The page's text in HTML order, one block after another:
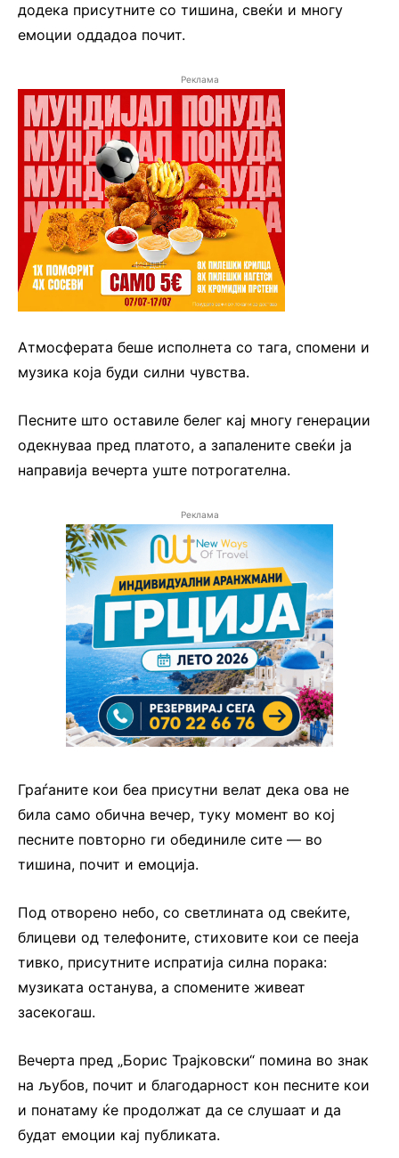
додека присутните со тишина, свеќи и многу
емоции оддадоа почит.
Реклама
Атмосферата беше исполнета со тага, спомени и
музика која буди силни чувства.
Песните што оставиле белег кај многу генерации
одекнуваа пред платото, а запалените свеќи ја
направија вечерта уште потрогателна.
Реклама
Граѓаните кои беа присутни велат дека ова не
била само обична вечер, туку момент во кој
песните повторно ги обединиле сите — во
тишина, почит и емоција.
Под отворено небо, со светлината од свеќитe,
блицеви од телефоните, стиховите кои се пееја
тивко, присутните испратија силна порака:
музиката останува, а спомените живеат
засекогаш.
Вечерта пред „Борис Трајковски“ помина во знак
на љубов, почит и благодарност кон песните кои
и понатаму ќе продолжат да се слушаат и да
будат емоции кај публиката.